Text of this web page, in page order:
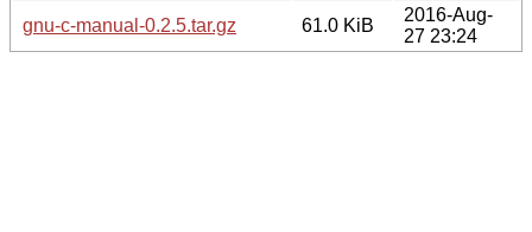
gnu-c-manual-0.2.5.tar.gz
61.0 KiB
2016-Aug-
27 23:24